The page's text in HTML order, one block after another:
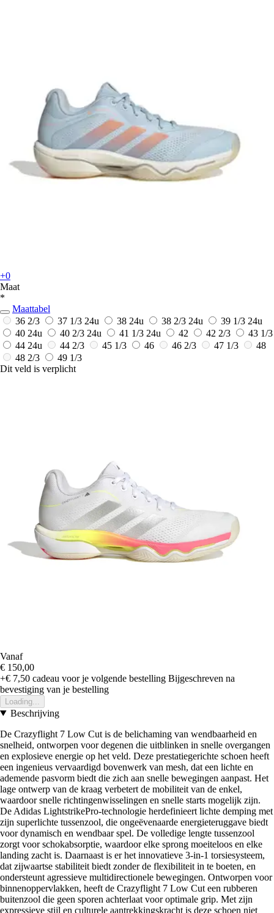
+0
Maat
*
Maattabel
36 2/3
37 1/3 24u 38 24u 38 2/3 24u 39 1/3 24u
40 24u 40 2/3 24u 41 1/3 24u 42 42 2/3
43 1/3
44 24u 44 2/3 45 1/3 46 46 2/3 47 1/3
48
48 2/3
49 1/3
Dit veld is verplicht
Vanaf
€ 150,00
+€ 7,50 cadeau voor je volgende bestelling Bijgeschreven na
bevestiging van je bestelling
Loading...
Beschrijving
De Crazyflight 7 Low Cut is de belichaming van wendbaarheid en
snelheid, ontworpen voor degenen die uitblinken in snelle overgangen
en explosieve energie op het veld. Deze prestatiegerichte schoen heeft
een ingenieus vervaardigd bovenwerk van mesh, dat een lichte en
ademende pasvorm biedt die zich aan snelle bewegingen aanpast. Het
lage ontwerp van de kraag verbetert de mobiliteit van de enkel,
waardoor snelle richtingenwisselingen en snelle starts mogelijk zijn.
De Adidas LightstrikePro-technologie herdefinieert lichte demping met
zijn superlichte tussenzool, die ongeëvenaarde energieteruggave biedt
voor dynamisch en wendbaar spel. De volledige lengte tussenzool
zorgt voor schokabsorptie, waardoor elke sprong moeiteloos en elke
landing zacht is. Daarnaast is er het innovatieve 3-in-1 torsiesysteem,
dat zijwaartse stabiliteit biedt zonder de flexibiliteit in te boeten, en
ondersteunt agressieve multidirectionele bewegingen. Ontworpen voor
binnenoppervlakken, heeft de Crazyflight 7 Low Cut een rubberen
buitenzool die geen sporen achterlaat voor optimale grip. Met zijn
expressieve stijl en culturele aantrekkingskracht is deze schoen niet